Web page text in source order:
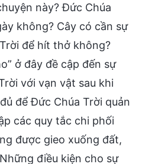
này? Đức Chúa
không? Cây có cần sự
để hít thở không?
ở đây đề cập đến sự
với vạn vật sau khi
để Đức Chúa Trời quản
các quy tắc chi phối
được gieo xuống đất,
điều kiện cho sự